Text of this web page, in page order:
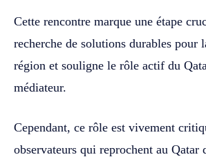
Cette rencontre marque une étape
recherche de solutions durables pour
région et souligne le rôle actif du
médiateur.
Cependant, ce rôle est vivement
observateurs qui reprochent au Qatar